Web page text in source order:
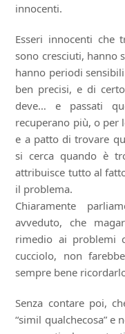
innocenti.
Esseri innocenti che
sono cresciuti, hanno
hanno periodi
ben precisi, e di
deve… e passati
recuperano più, o per
e a patto di trovare
si cerca quando è
attribuisce tutto al
il problema.
Chiaramente
avveduto, che
rimedio ai problemi
cucciolo, non
sempre bene
Senza contare poi,
“simil qualchecosa” e